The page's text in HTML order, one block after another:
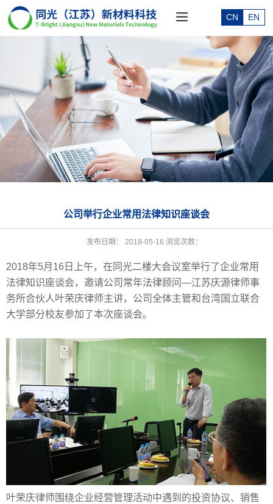
CN EN
公司举行企业常用法律知识座谈会
发布日期： 2018-05-16 浏览次数：
2018年5月16日上午，在同光二楼大会议室举行了企业常用
法律知识座谈会，邀请公司常年法律顾问—江苏庆源律师事
务所合伙人叶荣庆律师主讲，公司全体主管和台湾国立联合
大学部分校友参加了本次座谈会。
叶荣庆律师围绕企业经营管理活动中遇到的投资协议、销售